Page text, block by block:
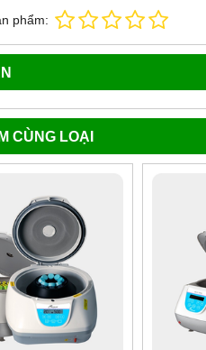
phẩm:
CÙNG LOẠI